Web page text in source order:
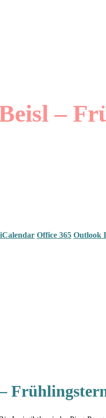
–
iCalendar Office 365 Outlook